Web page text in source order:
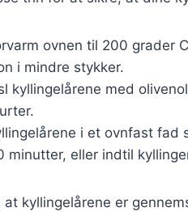
ovnen til 200 grader
i mindre stykker.
kyllingelårene med
i et ovnfast fad
minutter, eller indtil
kyllingelårene er